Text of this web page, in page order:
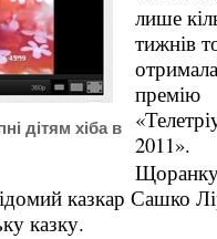
дітям хіба в
лише
тижнів
отримала
премію
2011».
казкар Сашко
казку.